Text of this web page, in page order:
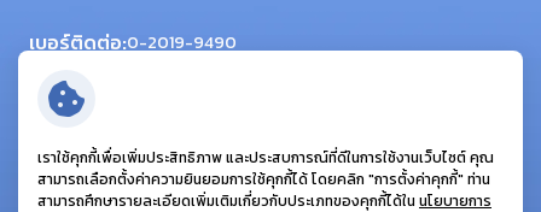
เบอร์ติดต่อ:0-2019-9490
อีเมล:info@ttwplc.com
ติดตามเรา:
เราใช้คุกกี้เพื่อเพิ่มประสิทธิภาพ และประสบการณ์ที่ดีในการใช้งานเว็บไซต์ คุณ
สามารถเลือกตั้งค่าความยินยอมการใช้คุกกี้ได้ โดยคลิก "การตั้งค่าคุกกี้" ท่าน
สามารถศึกษารายละเอียดเพิ่มเติมเกี่ยวกับประเภทของคุกกี้ได้ใน นโยบายการ